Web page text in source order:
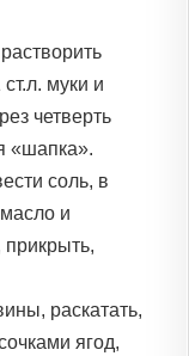
муки и
четверть
«шапка».
соль, в
и
прикрыть,
раскатать,
ягод,